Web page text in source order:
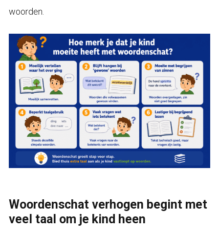
woorden.
Woordenschat verhogen begint met
veel taal om je kind heen